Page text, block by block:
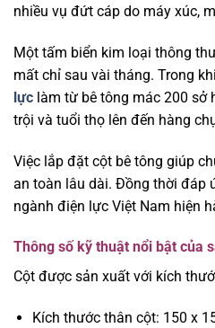
nhiều vụ đứt cáp do máy xúc,
Một tấm biển kim loại thông
mất chỉ sau vài tháng. Trong
lực làm từ bê tông mác 200 sở
trội và tuổi thọ lên đến hàng
Việc lắp đặt cột bê tông giúp
an toàn lâu dài. Đồng thời đáp
ngành điện lực Việt Nam hiện
Thông số kỹ thuật nổi bật của
Cột được sản xuất với kích
Kích thước thân cột: 150 x